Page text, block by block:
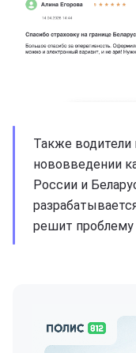
Также
нововведении
России и
решит